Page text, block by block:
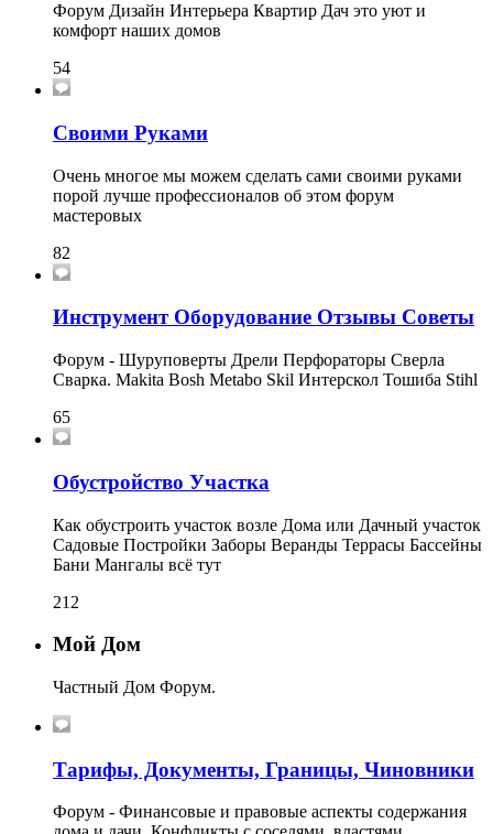
Форум Дизайн Интерьера Квартир Дач это уют и
комфорт наших домов
54
Своими Руками
Очень многое мы можем сделать сами своими руками
порой лучше профессионалов об этом форум
мастеровых
82
Инструмент Оборудование Отзывы Советы
Форум - Шуруповерты Дрели Перфораторы Сверла
Сварка. Makita Bosh Metabo Skil Интерскол Тошиба Stihl
65
Обустройство Участка
Как обустроить участок возле Дома или Дачный участок
Садовые Постройки Заборы Веранды Террасы Бассейны
Бани Мангалы всё тут
212
Мой Дом
Частный Дом Форум.
Тарифы, Документы, Границы, Чиновники
Форум - Финансовые и правовые аспекты содержания